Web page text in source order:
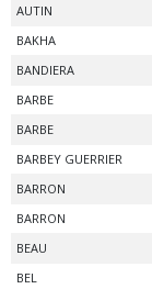
AUTIN
BAKHA
BANDIERA
BARBE
BARBE
BARBEY GUERRIER
BARRON
BARRON
BEAU
BEL